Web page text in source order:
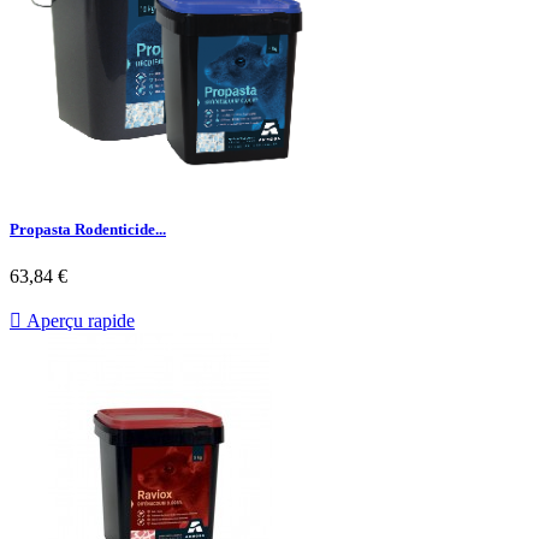
Propasta Rodenticide...
Prix
63,84 €
 Aperçu rapide